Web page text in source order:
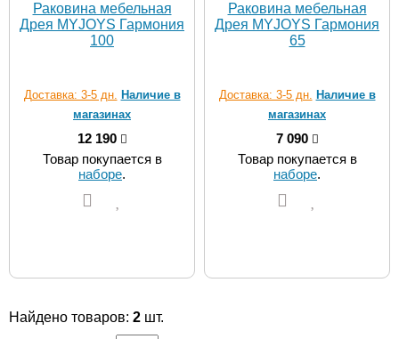
Раковина мебельная
Дрея MYJOYS Гармония
100
Доставка: 3-5 дн. Наличие в
магазинах
12 190
Товар покупается в
наборе.
Раковина мебельная
Дрея MYJOYS Гармония
65
Доставка: 3-5 дн. Наличие в
магазинах
7 090
Товар покупается в
наборе.
Найдено товаров: 2 шт.